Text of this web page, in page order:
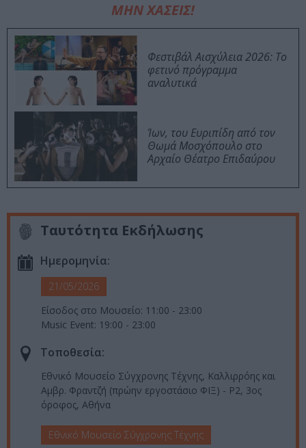
ΜΗΝ ΧΑΣΕΙΣ!
Φεστιβάλ Αισχύλεια 2026: Το
φετινό πρόγραμμα
αναλυτικά
Ίων, του Ευριπίδη από τον
Θωμά Μοσχόπουλο στο
Αρχαίο Θέατρο Επιδαύρου
Ταυτότητα Εκδήλωσης
Ημερομηνία:
21/05/2026
Είσοδος στο Μουσείο: 11:00 - 23:00
Music Event: 19:00 - 23:00
Τοποθεσία:
Εθνικό Μουσείο Σύγχρονης Τέχνης, Καλλιρρόης και
Αμβρ. Φραντζή (πρώην εργοστάσιο ΦΙΞ) - P2, 3ος
όροφος, Αθήνα
Εθνικό Μουσείο Σύγχρονης Τέχνης